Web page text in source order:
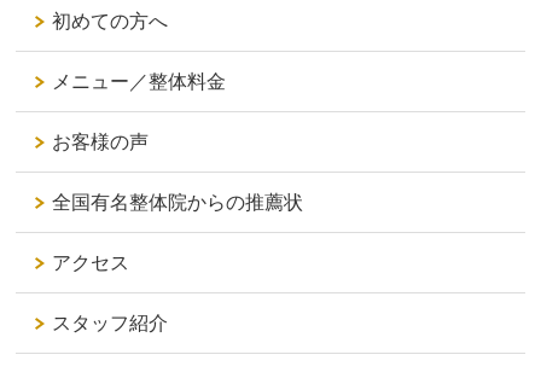
初めての方へ
メニュー／整体料金
お客様の声
全国有名整体院からの推薦状
アクセス
スタッフ紹介